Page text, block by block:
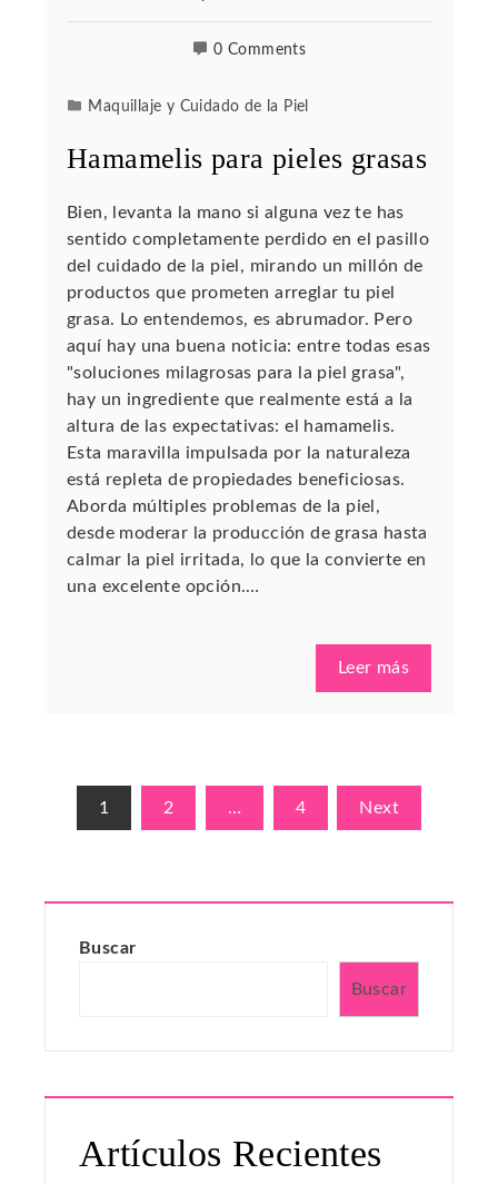
0 Comments
Maquillaje y Cuidado de la Piel
Hamamelis para pieles grasas
Bien, levanta la mano si alguna vez te has
sentido completamente perdido en el pasillo
del cuidado de la piel, mirando un millón de
productos que prometen arreglar tu piel
grasa. Lo entendemos, es abrumador. Pero
aquí hay una buena noticia: entre todas esas
"soluciones milagrosas para la piel grasa",
hay un ingrediente que realmente está a la
altura de las expectativas: el hamamelis.
Esta maravilla impulsada por la naturaleza
está repleta de propiedades beneficiosas.
Aborda múltiples problemas de la piel,
desde moderar la producción de grasa hasta
calmar la piel irritada, lo que la convierte en
una excelente opción.…
Leer más
Paginación
entradas
1 2 … 4 Next
Buscar
Buscar
Artículos Recientes